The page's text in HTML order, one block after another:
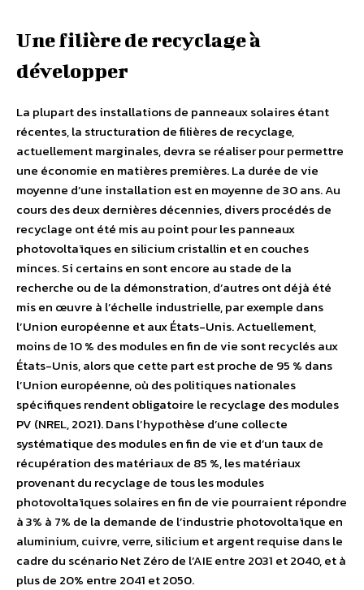
Une filière de recyclage à
développer
La plupart des installations de panneaux solaires étant
récentes, la structuration de filières de recyclage,
actuellement marginales, devra se réaliser pour permettre
une économie en matières premières. La durée de vie
moyenne d’une installation est en moyenne de 30 ans. Au
cours des deux dernières décennies, divers procédés de
recyclage ont été mis au point pour les panneaux
photovoltaïques en silicium cristallin et en couches
minces. Si certains en sont encore au stade de la
recherche ou de la démonstration, d’autres ont déjà été
mis en œuvre à l’échelle industrielle, par exemple dans
l’Union européenne et aux États-Unis. Actuellement,
moins de 10 % des modules en fin de vie sont recyclés aux
États-Unis, alors que cette part est proche de 95 % dans
l’Union européenne, où des politiques nationales
spécifiques rendent obligatoire le recyclage des modules
PV (NREL, 2021). Dans l’hypothèse d’une collecte
systématique des modules en fin de vie et d’un taux de
récupération des matériaux de 85 %, les matériaux
provenant du recyclage de tous les modules
photovoltaïques solaires en fin de vie pourraient répondre
à 3% à 7% de la demande de l’industrie photovoltaïque en
aluminium, cuivre, verre, silicium et argent requise dans le
cadre du scénario Net Zéro de l’AIE entre 2031 et 2040, et à
plus de 20% entre 2041 et 2050.